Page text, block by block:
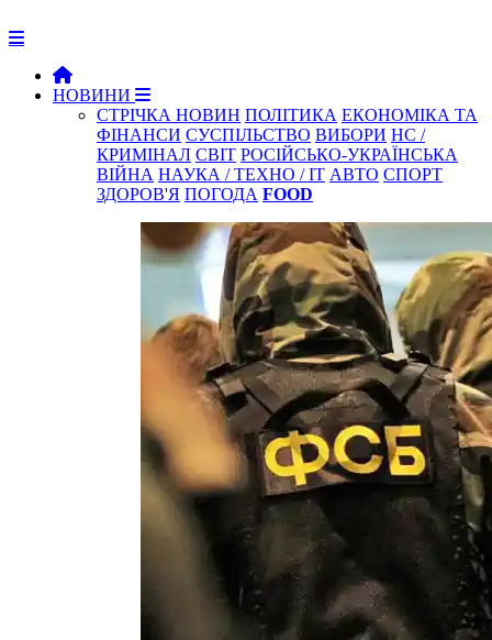
НОВИНИ
СТРІЧКА НОВИН ПОЛІТИКА ЕКОНОМІКА ТА
ФІНАНСИ СУСПІЛЬСТВО ВИБОРИ НС /
КРИМІНАЛ СВІТ РОСІЙСЬКО-УКРАЇНСЬКА
ВІЙНА НАУКА / ТЕХНО / IT АВТО СПОРТ
ЗДОРОВ'Я ПОГОДА FOOD